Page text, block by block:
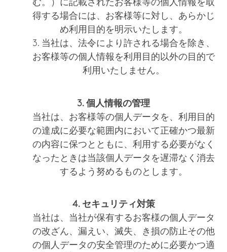
む。）に記載されたお客様等の個人情報を取
得する場合には、お客様等に対し、あらかじ
め利用目的を明示いたします。
3. 当社は、法令により許される場合を除き、
お客様等の個人情報を利用目的以外の目的で
利用いたしません。
3. 個人情報の管理
当社は、お客様等の個人データを、利用目的
の達成に必要な範囲内において正確かつ最新
の内容に保つとともに、利用する必要がなく
なったときは当該個人データを遅滞なく消去
するよう努めるものとします。
4. セキュリティ対策
当社は、当社が保有するお客様の個人データ
の改ざん、漏えい、滅失、き損の防止その他
の個人データの安全管理のために必要かつ適